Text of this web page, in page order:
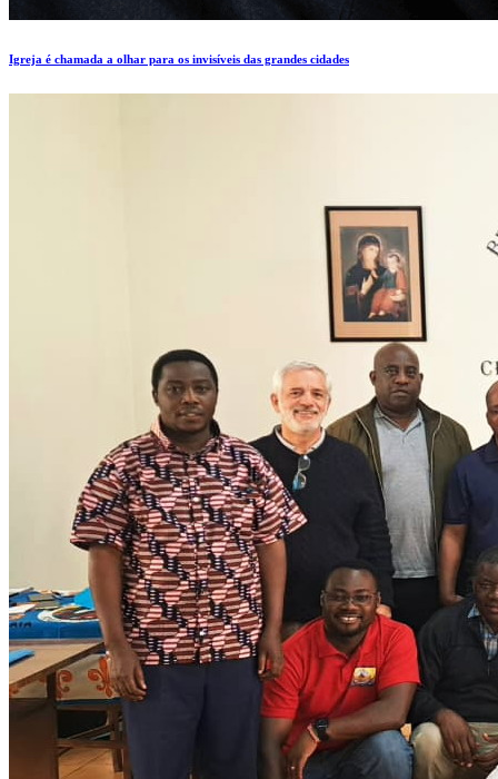
Igreja é chamada a olhar para os invisíveis das grandes cidades